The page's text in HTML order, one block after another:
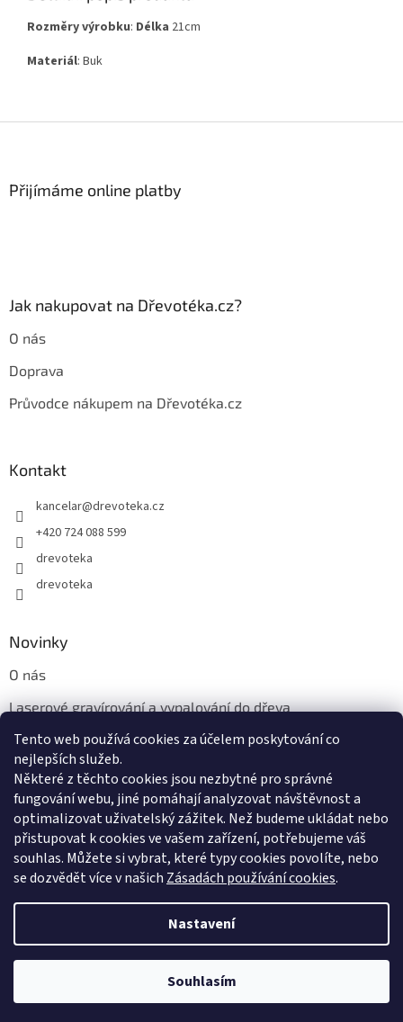
Tento web používá cookies za účelem poskytování co
nejlepších služeb.
Některé z těchto cookies jsou nezbytné pro správné
fungování webu, jiné pomáhají analyzovat návštěvnost a
optimalizovat uživatelský zážitek. Než budeme ukládat nebo
přistupovat k cookies ve vašem zařízení, potřebujeme váš
souhlas. Můžete si vybrat, které typy cookies povolíte, nebo
se dozvědět více v našich Zásadách používání cookies.
Nastavení
Souhlasím
Rozměry výrobku: Délka 21cm
Materiál: Buk
Přijímáme online platby
Jak nakupovat na Dřevotéka.cz?
O nás
Doprava
Průvodce nákupem na Dřevotéka.cz
Kontakt
kancelar@drevoteka.cz
+420 724 088 599
drevoteka
drevoteka
Novinky
O nás
Laserové gravírování a vypalování do dřeva
Proč jíst z přírodních dřevěných talířů: Ekologická a Stylová
Volba
Copyright 2026Dřevotéka. Všechna práva vyhrazena.Upravit
nastavení cookies